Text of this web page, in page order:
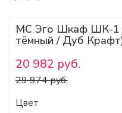
МС Эго Шкаф ШК-1
тёмный / Дуб
20 982 руб.
29 974 руб.
Цвет